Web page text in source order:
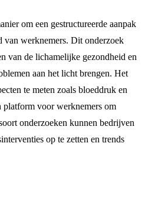
om een gestructureerde aanpak
van werknemers. Dit onderzoek
van de lichamelijke gezondheid en
aan het licht brengen. Het
te meten zoals bloeddruk en
platform voor werknemers om
onderzoeken kunnen bedrijven
op te zetten en trends